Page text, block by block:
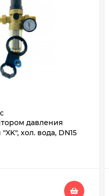
давления
хол. вода, DN15